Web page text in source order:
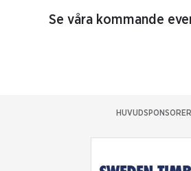
Se våra kommande
HUVUDSPONSORER